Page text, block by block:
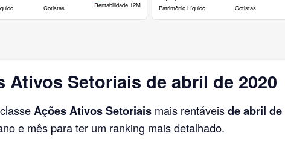
Cotistas Rentabilidade 12M Patrimônio Líquido Cotistas
Setoriais de abril de 2020
Ações Ativos Setoriais mais rentáveisde abril de
e mês para ter um ranking mais detalhado.